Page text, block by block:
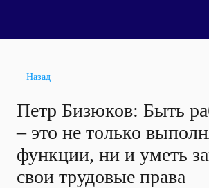
Назад
Петр Бизюков: Быть
– это не только
функции, ни и уметь
свои трудовые права